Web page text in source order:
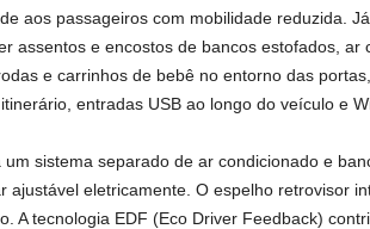
aos passageiros com mobilidade reduzida.
assentos e encostos de bancos estofados, ar
e carrinhos de bebê no entorno das
entradas USB ao longo do veículo e
sistema separado de ar condicionado e
ajustável eletricamente. O espelho retrovisor
A tecnologia EDF (Eco Driver Feedback)